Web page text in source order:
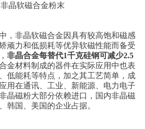
非晶软磁合金粉末
，非晶软磁合金因具有较高饱和磁感
顽力和低损耗等优异软磁性能而备受
非晶合金每替代1千克硅钢可减少2.5
金材料制成的器件在实际应用中也表
低能耗等特点，加之其工艺简单，成
用在通讯、工业、新能源、电力电子
晶磁粉大部分依赖进口，国内非晶磁
韩国、美国的企业占据。